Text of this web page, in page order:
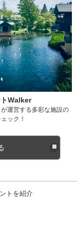
Walker
運営する多彩な施設の
ック！
トを紹介